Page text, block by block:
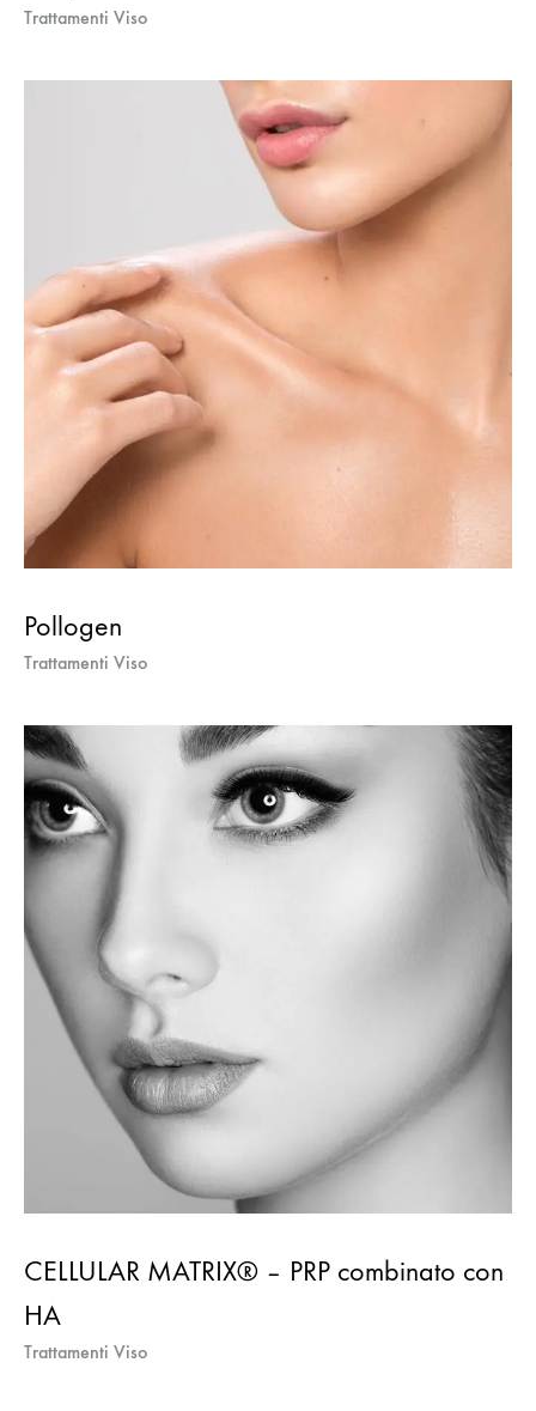
Trattamenti Viso
Pollogen
Trattamenti Viso
CELLULAR MATRIX® – PRP combinato con
HA
Trattamenti Viso